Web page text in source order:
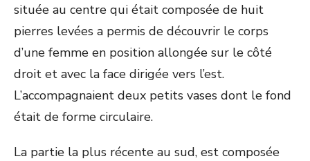
située au centre qui était composée de huit
pierres levées a permis de découvrir le corps
d’une femme en position allongée sur le côté
droit et avec la face dirigée vers l’est.
L’accompagnaient deux petits vases dont le fond
était de forme circulaire.
La partie la plus récente au sud, est composée